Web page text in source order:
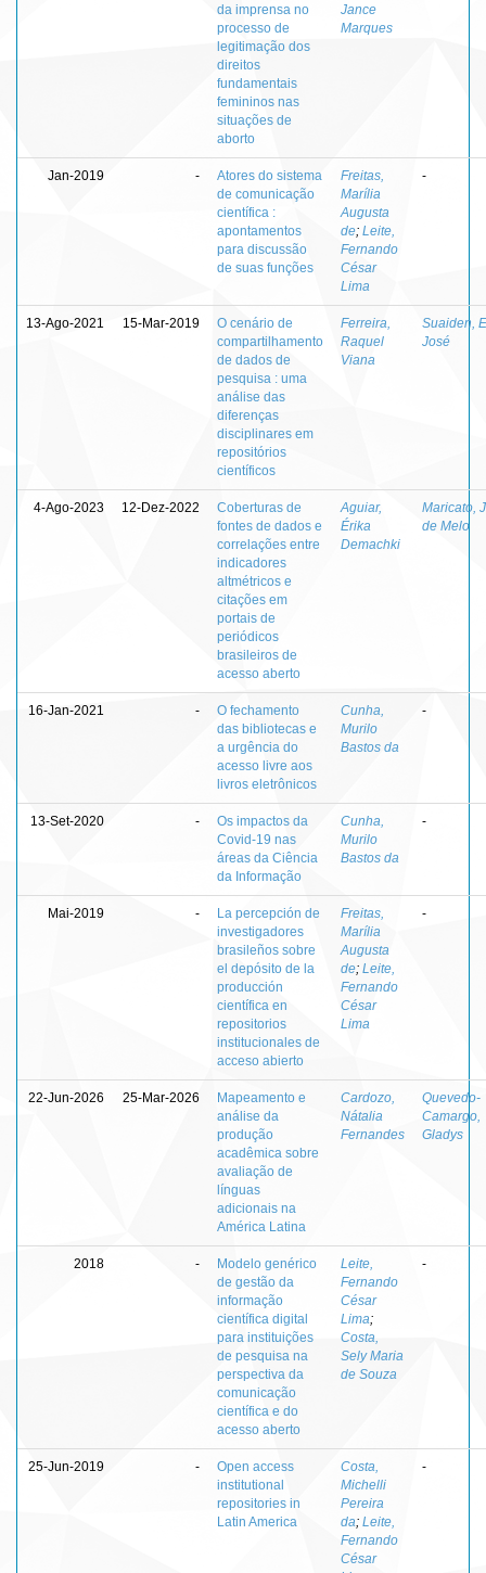
da imprensa no
processo de
legitimação dos
direitos
fundamentais
femininos nas
situações de
aborto
Jance
Marques
Jan-2019 -
Atores do sistema
de comunicação
científica :
apontamentos
para discussão
de suas funções
Freitas,
Marília
Augusta
de; Leite,
Fernando
César
Lima
-
13-Ago-2021 15-Mar-2019
O cenário de
compartilhamento
de dados de
pesquisa : uma
análise das
diferenças
disciplinares em
repositórios
científicos
Ferreira,
Raquel
Viana
Suaiden,
José
4-Ago-2023 12-Dez-2022
Coberturas de
fontes de dados e
correlações entre
indicadores
altmétricos e
citações em
portais de
periódicos
brasileiros de
acesso aberto
Aguiar,
Érika
Demachki
Maricato,
de Melo
16-Jan-2021 -
O fechamento
das bibliotecas e
a urgência do
acesso livre aos
livros eletrônicos
Cunha,
Murilo
Bastos da
-
13-Set-2020 -
Os impactos da
Covid-19 nas
áreas da Ciência
da Informação
Cunha,
Murilo
Bastos da
-
Mai-2019 -
La percepción de
investigadores
brasileños sobre
el depósito de la
producción
científica en
repositorios
institucionales de
acceso abierto
Freitas,
Marília
Augusta
de; Leite,
Fernando
César
Lima
-
22-Jun-2026 25-Mar-2026
Mapeamento e
análise da
produção
acadêmica sobre
avaliação de
línguas
adicionais na
América Latina
Cardozo,
Nátalia
Fernandes
Quevedo-
Camargo,
Gladys
2018 -
Modelo genérico
de gestão da
informação
científica digital
para instituições
de pesquisa na
perspectiva da
comunicação
científica e do
acesso aberto
Leite,
Fernando
César
Lima;
Costa,
Sely Maria
de Souza
-
25-Jun-2019 -
Open access
institutional
repositories in
Latin America
Costa,
Michelli
Pereira
da; Leite,
Fernando
César
-